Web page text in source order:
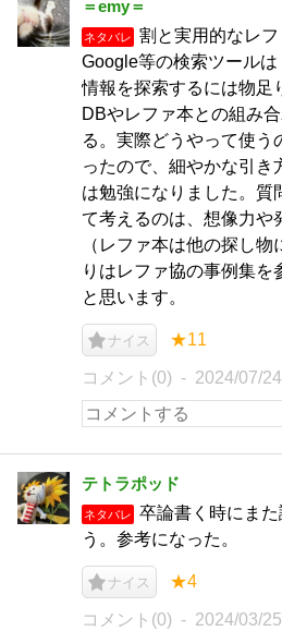
＝emy＝
ネタバレ
割と実用的なレフ
Google等の検索ツール
情報を探索するには物足
DBやレファ本との組み
る。実際どうやって使う
ったので、細やかな引き
は勉強になりました。質
て考えるのは、想像力や
（レファ本は他の探し
りはレファ協の事例集を
と思います。
ナイス ★11
コメント(0) 2024/07/24
テトラポッド
ネタバレ
卒論書く時にま
う。参考になった。
ナイス ★4
コメント(0) 2024/03/25